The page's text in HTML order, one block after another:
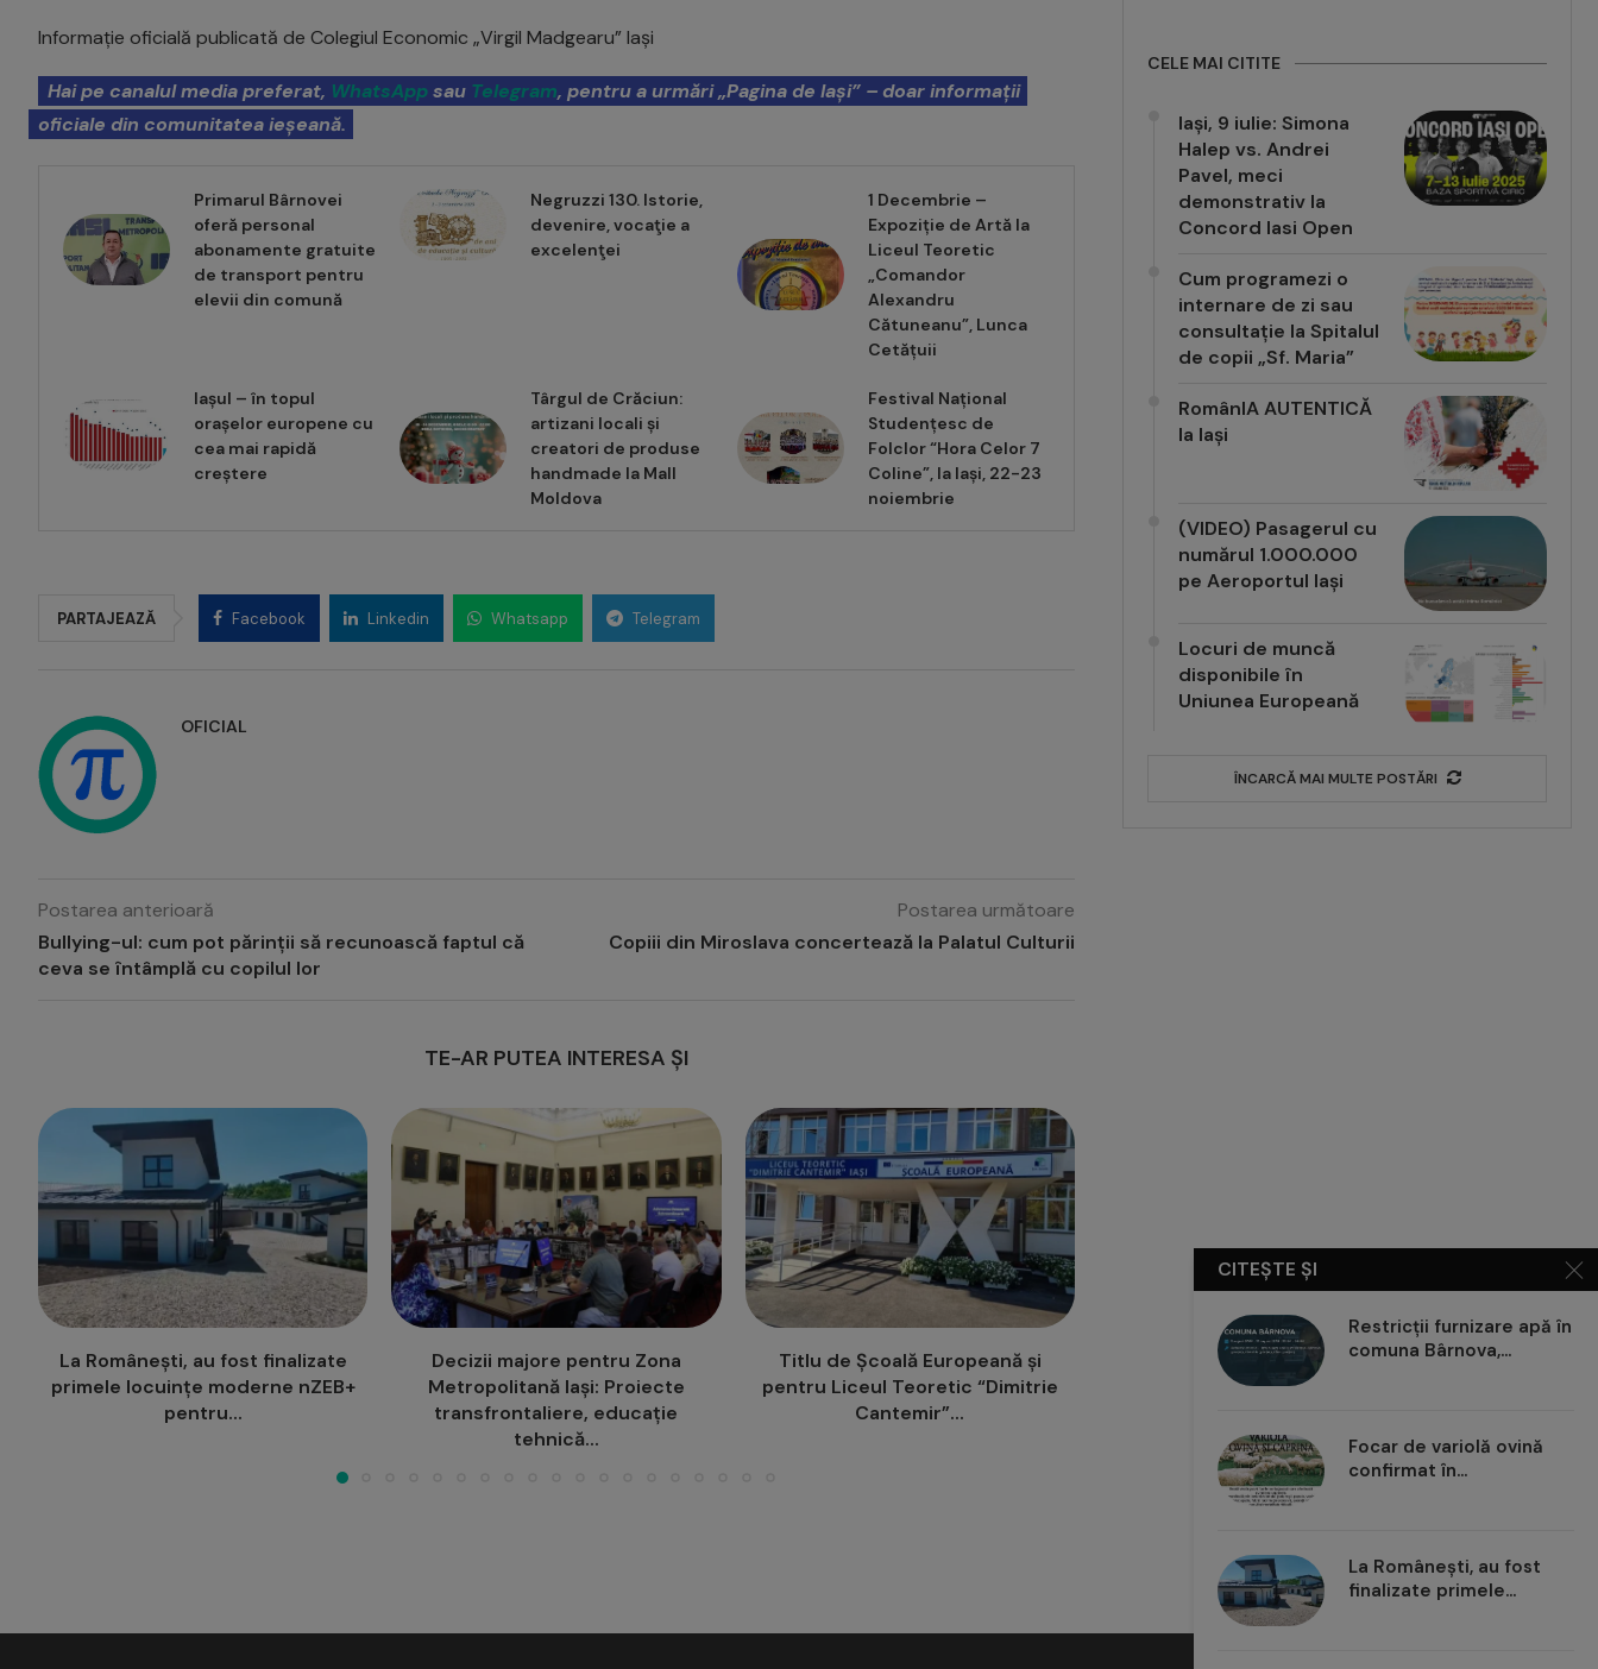
Informație oficială publicată de Colegiul Economic „Virgil Madgearu” Iași
Hai pe canalul media preferat, WhatsAppsau Telegram, pentru a urmări „Pagina de Iași” – doar informații
oficiale din comunitatea ieșeană.
Primarul Bârnovei
oferă personal
abonamente gratuite
de transport pentru
elevii din comună
Negruzzi 130. Istorie,
devenire, vocaţie a
excelenţei
1 Decembrie –
Expoziție de Artă la
Liceul Teoretic
„Comandor
Alexandru
Cătuneanu”, Lunca
Cetățuii
Iașul – în topul
orașelor europene cu
cea mai rapidă
creștere
Târgul de Crăciun:
artizani locali și
creatori de produse
handmade la Mall
Moldova
Festival Național
Studențesc de
Folclor “Hora Celor 7
Coline”, la Iași, 22-23
noiembrie
PARTAJEAZĂ Facebook Linkedin Whatsapp Telegram
OFICIAL
Postarea anterioară
Bullying-ul: cum pot părinții să recunoască faptul că
ceva se întâmplă cu copilul lor
Postarea următoare
Copiii din Miroslava concertează la Palatul Culturii
TE-AR PUTEA INTERESA ȘI
Decizii majore pentru Zona
Metropolitană Iași: Proiecte
transfrontaliere, educație
Titlu de Școală Europeană și
pentru Liceul Teoretic “Dimitrie
Cantemir”...
Campanie de Ecologizare ”Iași Mai
Verde”, la Bălțați
Votează IAȘUL în competiția
Destinația Anului 2026!
A durat doar
CELE MAI CITITE
Iași, 9 iulie: Simona
Halep vs. Andrei
Pavel, meci
demonstrativ la
Concord Iasi Open
Cum programezi o
internare de zi sau
consultație la Spitalul
de copii „Sf. Maria”
RomânIA AUTENTICĂ
la Iași
(VIDEO) Pasagerul cu
numărul 1.000.000
pe Aeroportul Iași
Locuri de muncă
disponibile în
Uniunea Europeană
ÎNCARCĂ MAI MULTE POSTĂRI
CITEȘTE ȘI
Restricții furnizare apă în
comuna Bârnova,...
Focar de variolă ovină
confirmat în...
La Românești, au fost
finalizate primele...